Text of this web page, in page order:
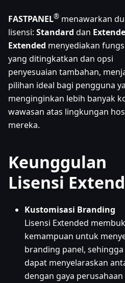
FASTPANEL® menawarkan
lisensi: Standard dan
Extended menyediakan
yang ditingkatkan dan opsi
penyesuaian tambahan,
pilihan ideal bagi pengguna
menginginkan lebih banyak
wawasan atas lingkungan
mereka.
Keunggulan
Lisensi
Kustomisasi Branding
Lisensi Extended
kemampuan untuk
branding panel, sehingga
dapat menyelaraskan
dengan gaya perusahaan